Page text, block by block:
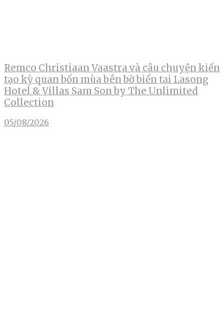
Remco Christiaan Vaastra và câu chuyện kiến
tạo kỳ quan bốn mùa bên bờ biển tại Lasong
Hotel & Villas Sam Son by The Unlimited
Collection
05/08/2026